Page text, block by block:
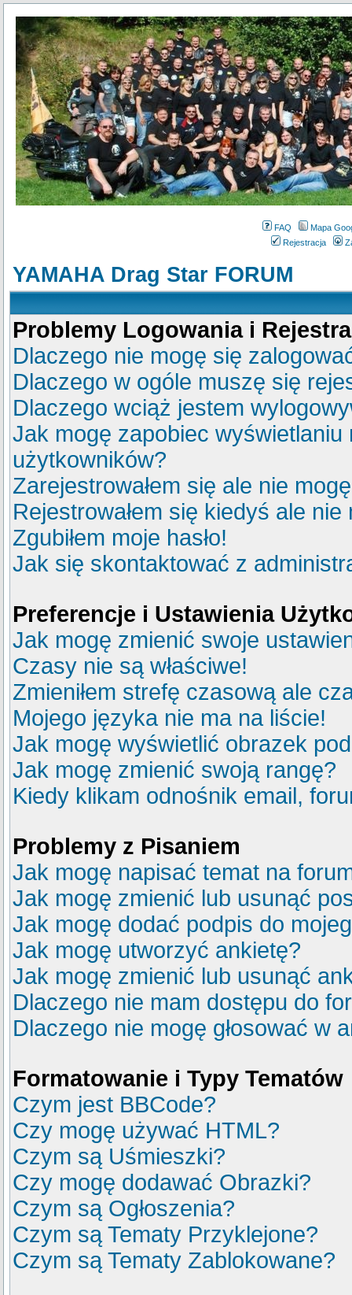
FAQ
Mapa
Rejestracja
YAMAHA Drag Star FORUM
Problemy Logowania i
Dlaczego nie mogę się
Dlaczego w ogóle muszę się
Dlaczego wciąż jestem
Jak mogę zapobiec
użytkowników?
Zarejestrowałem się ale nie
Rejestrowałem się kiedyś ale
Zgubiłem moje hasło!
Jak się skontaktować z
Preferencje i Ustawienia
Jak mogę zmienić swoje
Czasy nie są właściwe!
Zmieniłem strefę czasową ale
Mojego języka nie ma na liście!
Jak mogę wyświetlić obrazek
Jak mogę zmienić swoją rangę?
Kiedy klikam odnośnik email,
Problemy z Pisaniem
Jak mogę napisać temat na
Jak mogę zmienić lub usunąć
Jak mogę dodać podpis do
Jak mogę utworzyć ankietę?
Jak mogę zmienić lub usunąć
Dlaczego nie mam dostępu do
Dlaczego nie mogę głosować w
Formatowanie i Typy Tematów
Czym jest BBCode?
Czy mogę używać HTML?
Czym są Uśmieszki?
Czy mogę dodawać Obrazki?
Czym są Ogłoszenia?
Czym są Tematy Przyklejone?
Czym są Tematy Zablokowane?